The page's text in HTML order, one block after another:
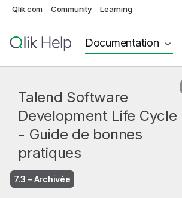
Qlik.com Community Learning
Documentation
Talend Software
Development Life Cycle
- Guide de bonnes
pratiques
7.3 – Archivée